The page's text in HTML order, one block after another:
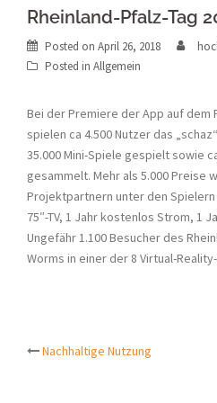
Rheinland-Pfalz-Tag
Posted on April 26, 2018
Posted in Allgemein
Bei der Premiere der App auf dem
spielen ca 4.500 Nutzer das
35.000 Mini-Spiele gespielt sowie
gesammelt. Mehr als 5.000 Preise
Projektpartnern unter den
75″-TV, 1 Jahr kostenlos Strom, 1
Ungefähr 1.100 Besucher des
Worms in einer der 8 Virtual-
Post
Nachhaltige Nutzung